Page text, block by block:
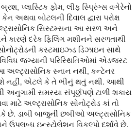
પ્લાસ્ટિક ફોમ, લીફ સ્પ્રિંગ્સ વગેરેનો
બોટલની દિવાલ દ્વારા પરોક્ષ
સિસ્ટમ્સના આ સરળ અને
કારણે દરેક ફિલિંગ મશીનને સરળતાથી
કસ્ટમાઇઝ્ડ ડિઝાઇન સાથે
જગ્યાની પરિસ્થિતિઓમાં એડજસ્ટ
અલ્ટ્રાસોનિક સ્નાન નથી, કન્ટેનર
નહીં, એટલે કે તે ભીનું થતું નથી. આથી
અનુગામી સમસ્યા સંપૂર્ણપણે ટાળી શકાય
માટે અલ્ટ્રાસોનિક સોનોટ્રોડ કાં તો
છે. ડાબી બાજુની છબીઓ અલ્ટ્રાસોનિક
ઉપલબ્ધ ઇન્સ્ટોલેશન વિકલ્પો દર્શાવે છે.